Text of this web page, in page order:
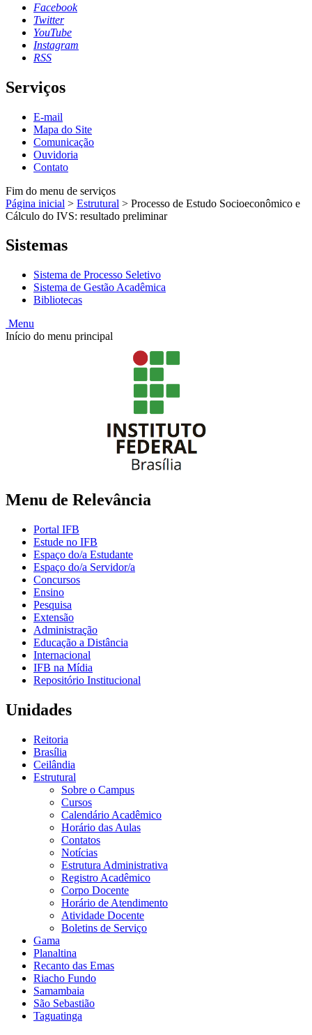
Facebook
Twitter
YouTube
Instagram
RSS
Serviços
E-mail
Mapa do Site
Comunicação
Ouvidoria
Contato
Fim do menu de serviços
Página inicial > Estrutural > Processo de Estudo Socioeconômico e
Cálculo do IVS: resultado preliminar
Sistemas
Sistema de Processo Seletivo
Sistema de Gestão Acadêmica
Bibliotecas
Menu
Início do menu principal
Menu de Relevância
Portal IFB
Estude no IFB
Espaço do/a Estudante
Espaço do/a Servidor/a
Concursos
Ensino
Pesquisa
Extensão
Administração
Educação a Distância
Internacional
IFB na Mídia
Repositório Institucional
Unidades
Reitoria
Brasília
Ceilândia
Estrutural
Sobre o Campus
Cursos
Calendário Acadêmico
Horário das Aulas
Contatos
Notícias
Estrutura Administrativa
Registro Acadêmico
Corpo Docente
Horário de Atendimento
Atividade Docente
Boletins de Serviço
Gama
Planaltina
Recanto das Emas
Riacho Fundo
Samambaia
São Sebastião
Taguatinga